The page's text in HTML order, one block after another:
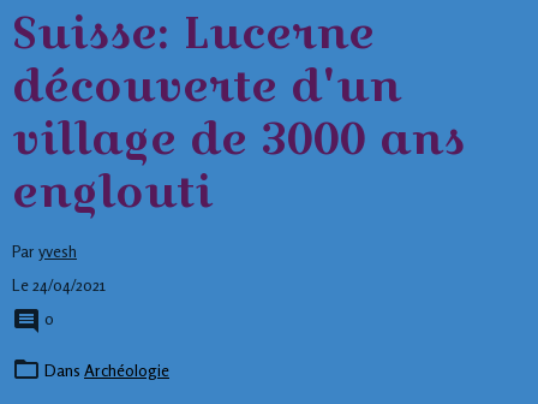
Suisse: Lucerne
découverte d'un
village de 3000 ans
englouti
Par yvesh
Le 24/04/2021
0
Dans Archéologie